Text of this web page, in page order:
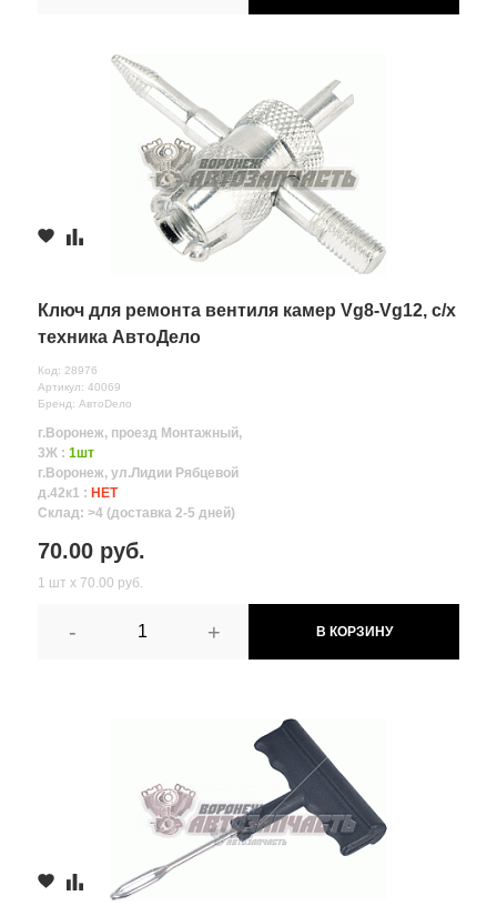
Ключ для ремонта вентиля камер Vg8-Vg12, с/х
техника АвтоДело
Код: 28976
Артикул: 40069
Бренд: АвтоDело
г.Воронеж, проезд Монтажный,
3Ж : 1шт
г.Воронеж, ул.Лидии Рябцевой
д.42к1 : НЕТ
Склад: >4 (доставка 2-5 дней)
70.00 руб.
1 шт х 70.00 руб.
- + В КОРЗИНУ